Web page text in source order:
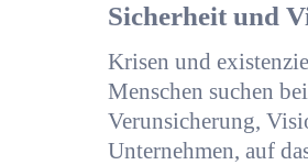
Sicherheit und
Krisen und
Menschen suchen
Verunsicherung,
Unternehmen, auf